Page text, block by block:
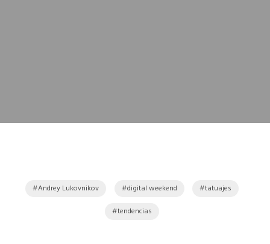
Andrey Lukovnikov digital weekend
tatuajes
tendencias